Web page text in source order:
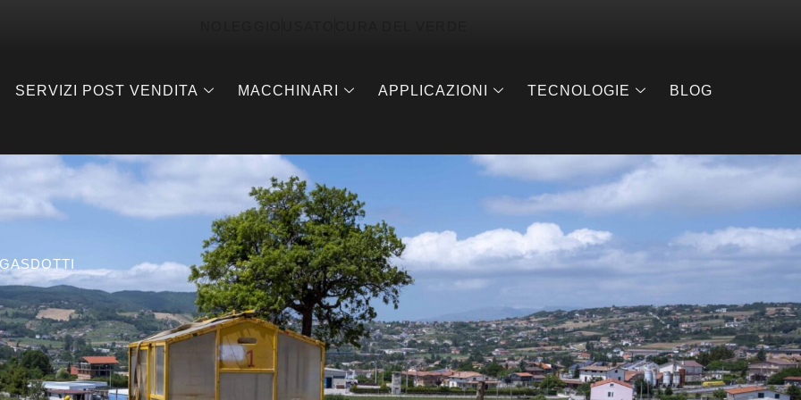
SERVIZI POST VENDITA MACCHINARI APPLICAZIONI TECNOLOGIE
BLOG
GASDOTTI